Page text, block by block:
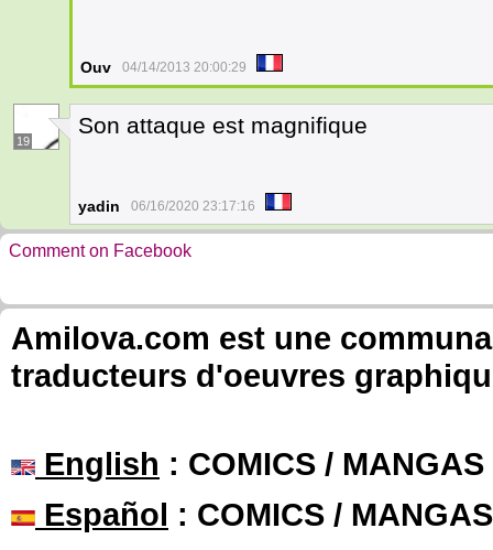
Ouv 04/14/2013 20:00:29
19
Son attaque est magnifique
yadin 06/16/2020 23:17:16
Comment on Facebook
Amilova.com est une
traducteurs d'oeuvres
English : COMICS /
Español : COMICS /